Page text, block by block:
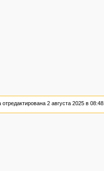
2 августа 2025 в 08:48.